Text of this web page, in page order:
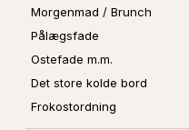
Morgenmad / Brunch
Pålægsfade
Ostefade m.m.
Det store kolde bord
Frokostordning